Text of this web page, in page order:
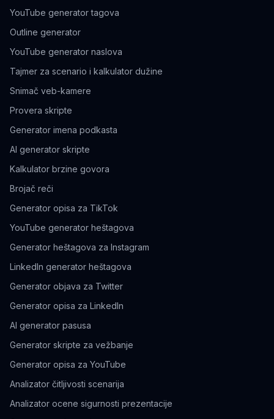
YouTube generator tagova
Outline generator
YouTube generator naslova
Tajmer za scenario i kalkulator dužine
Snimač veb-kamere
Provera skripte
Generator imena podkasta
AI generator skripte
Kalkulator brzine govora
Brojač reči
Generator opisa za TikTok
YouTube generator heštagova
Generator heštagova za Instagram
LinkedIn generator heštagova
Generator objava za Twitter
Generator opisa za LinkedIn
AI generator pasusa
Generator skripte za vežbanje
Generator opisa za YouTube
Analizator čitljivosti scenarija
Analizator ocene sigurnosti prezentacije